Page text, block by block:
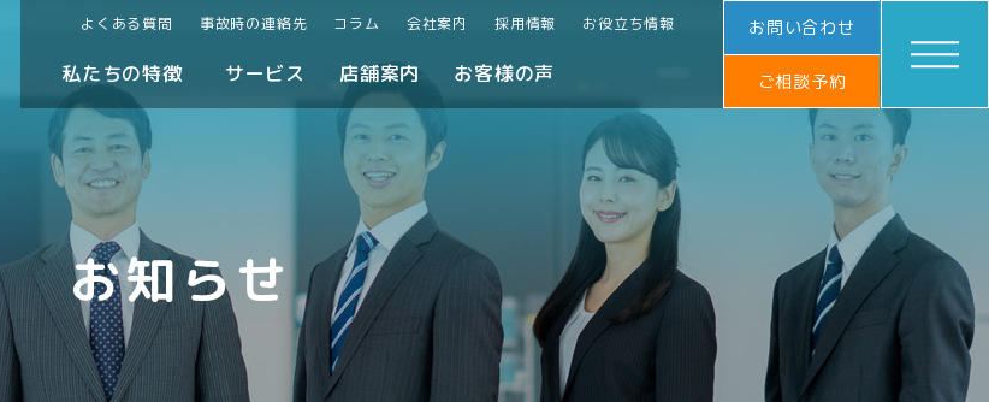
よくある質問 事故時の連絡先 コラム 会社案内 採用情報 お役立ち情報
私たちの特徴 サービス 店舗案内 お客様の声
お問い合わせ
ご相談予約
お知らせ